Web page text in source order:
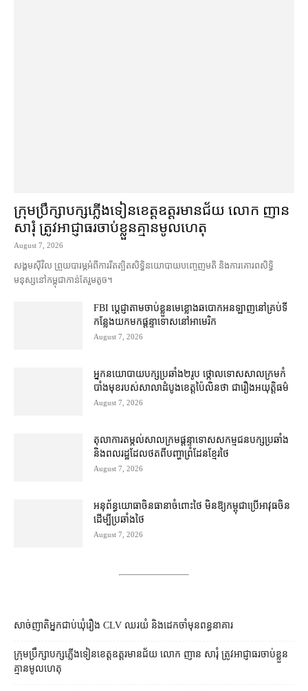
ក្រុមប្រឹក្សា​បក្ស​ភ្លើងទៀន​ខេត្ត​ឧត្ដរមានជ័យ លោក ញាន
សារុំ ត្រូវ​អាជ្ញាធរ​ចាប់ខ្លួន​គ្មាន​មូលហេតុ
August 7, 2026
សង្គម​ស៊ីវិល ព្រួយបារម្ភ​អំពី​ការ​រឹតត្បិត​សិទ្ធិ​នយោបាយ​បញ្ចេញមតិ និង​ការគោរព​សិទ្ធិ
មនុស្ស​នៅ​កម្ពុជា​កាន់តែ​រួម​តូច។
FBI ប្ដេជ្ញា​តាម​ចាប់ខ្លួន​មេខ្លោង​ឆបោក​អនឡាញ​នៅ​គ្រប់​ទី
កន្លែង​យក​មក​ផ្ដន្ទាទោស​នៅ​អាមេរិក
August 7, 2026
អ្នកនយោបាយ​បក្ស​ប្រឆាំង​២​រូប ថ្កោលទោស​សាលក្រម​កំ
បាំងមុខ​របស់​សាលាដំបូង​ខេត្ត​ប៉ៃលិន​ថា ជា​រឿង​អយុត្តិធម៌
August 7, 2026
តុលាការ​តម្កល់​សាលក្រម​ផ្ដន្ទាទោស​សកម្មជន​បក្ស​ប្រឆាំង​
និង​ពលរដ្ឋ​ដែល​ថត​ពី​បញ្ហា​ព្រំដែន​ខ្មែរ​ថៃ
August 7, 2026
អនុព័ន្ធយោធា​ចិន​ធានា​ចំពោះ​ថៃ មិន​ឱ្យ​កម្ពុជា​ប្រើ​អាវុធ​ចិន​
ដើម្បី​ប្រឆាំង​ថៃ ​
August 7, 2026
សាច់ញាតិអ្នកជាប់ឃុំរឿង CLV ឈរយំ និងដេកចាំមុនពន្ធនាគារ
ក្រុមប្រឹក្សា​បក្ស​ភ្លើងទៀន​ខេត្ត​ឧត្ដរមានជ័យ លោក ញាន សារុំ ត្រូវ​អាជ្ញាធរ​ចាប់ខ្លួន​
គ្មាន​មូលហេតុ